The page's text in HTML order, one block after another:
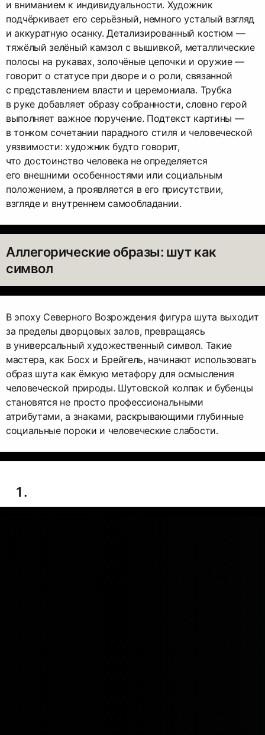
и вниманием к индивидуальности. Художник
подчёркивает его серьёзный, немного усталый взгляд
и аккуратную осанку. Детализированный костюм —
тяжёлый зелёный камзол с вышивкой, металлические
полосы на рукавах, золочёные цепочки и оружие —
говорит о статусе при дворе и о роли, связанной
с представлением власти и церемониала. Трубка
в руке добавляет образу собранности, словно герой
выполняет важное поручение. Подтекст картины —
в тонком сочетании парадного стиля и человеческой
уязвимости: художник будто говорит,
что достоинство человека не определяется
его внешними особенностями или социальным
положением, а проявляется в его присутствии,
взгляде и внутреннем самообладании.
Аллегорические образы: шут как
символ
В эпоху Северного Возрождения фигура шута выходит
за пределы дворцовых залов, превращаясь
в универсальный художественный символ. Такие
мастера, как Босх и Брейгель, начинают использовать
образ шута как ёмкую метафору для осмысления
человеческой природы. Шутовской колпак и бубенцы
становятся не просто профессиональными
атрибутами, а знаками, раскрывающими глубинные
социальные пороки и человеческие слабости.